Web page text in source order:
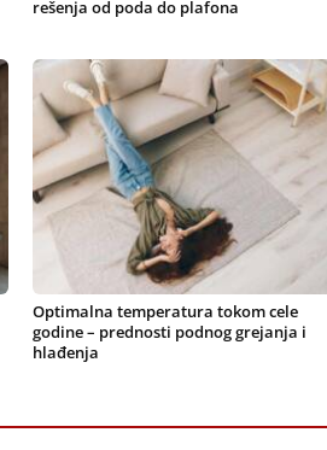
rešenja od poda do plafona
Optimalna temperatura tokom cele
godine – prednosti podnog grejanja i
hlađenja